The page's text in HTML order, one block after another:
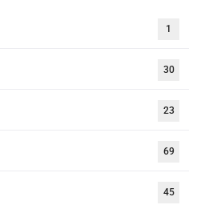
1
30
23
69
45